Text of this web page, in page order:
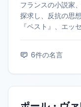
フランスの小説家
探求し、反抗の思
『ペスト』、エッ
6件の名言